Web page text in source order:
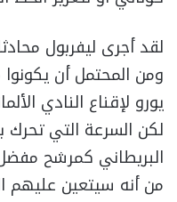
لقد أجرى ليفربول
يورو لإقناع النادي
لكن السرعة التي تحرك
البريطاني كمرشح
من أنه سيتعين عليهم